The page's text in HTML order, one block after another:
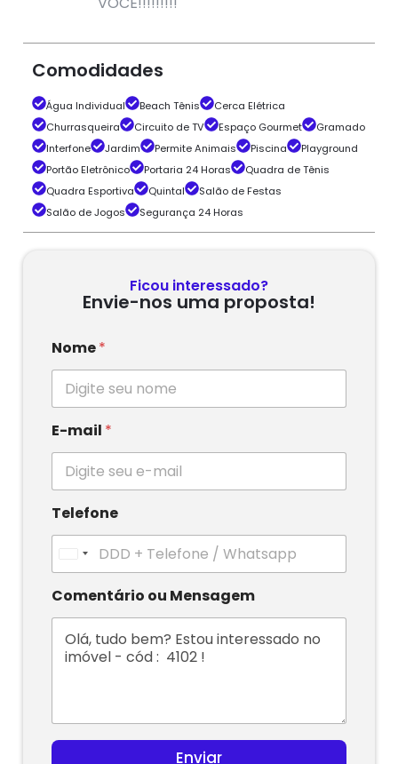
Comodidades
Água Individual Beach Tênis
Cerca Elétrica
Churrasqueira
Circuito de TV Espaço Gourmet
Gramado
Interfone
Jardim Permite Animais Piscina
Playground
Portão Eletrônico
Portaria 24 Horas
Quadra de Tênis
Quadra Esportiva
Quintal
Salão de Festas
Salão de Jogos
Segurança 24 Horas
Ficou interessado?
Envie-nos uma proposta!
Nome*
E-mail *
Telefone
n
i
d
S
e
s
Comentário ou Mensagem
Enviar